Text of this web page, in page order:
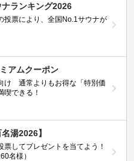
ランキング2026
投票により、全国No.1サウナが
アムクーポン
け 通常よりもお得な「特別価
喫できる！
湯2026】
票してプレゼントを当てよう！
名様）